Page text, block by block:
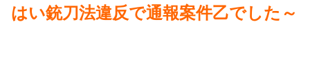
はい銃刀法違反で通報案件乙でした～